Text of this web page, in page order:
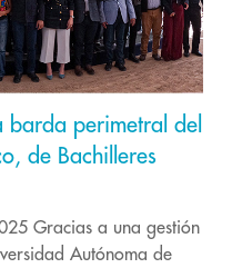
barda perimetral del
de Bachilleres
Gracias a una gestión
Autónoma de